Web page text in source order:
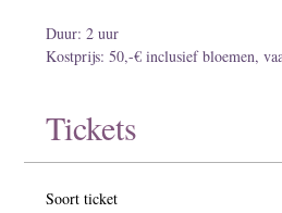
Duur: 2 uur
Kostprijs: 50,-€ inclusief bloemen,
Tickets
Soort ticket